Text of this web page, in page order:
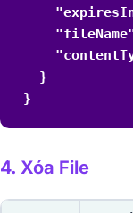
  }
}
4. Xóa File